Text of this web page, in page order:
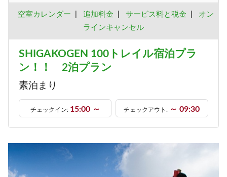
空室カレンダー 追加料金 サービス料と税金
オン
ラインキャンセル
SHIGAKOGEN 100トレイル宿泊プラ
ン！！ 2泊プラン
素泊まり
チェックイン: 15:00 ～ チェックアウト: ～ 09:30